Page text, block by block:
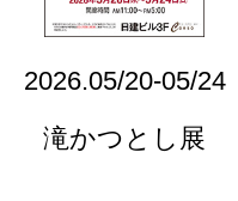
2026.05/20-05/24
滝かつとし展